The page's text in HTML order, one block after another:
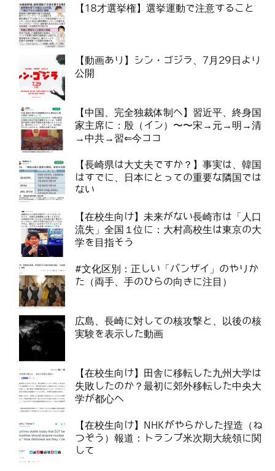
【18才選挙権】選挙運動で注意すること
【動画あり】シン・ゴジラ、7月29日より
公開
【中国、完全独裁体制へ】習近平、終身国
家主席に：殷（イン）〜〜宋→元→明→清
→中共→習⇐今ココ
【長崎県は大丈夫ですか？】事実は、韓国
はすでに、日本にとっての重要な隣国では
ない
【在校生向け】未来がない長崎市は「人口
流失」全国１位に：大村高校生は東京の大
学を目指そう
#文化区別：正しい「バンザイ」のやりか
た（両手、手のひらの向きに注目）
広島、長崎に対しての核攻撃と、以後の核
実験を表示した動画
【在校生向け】田舎に移転した九州大学は
失敗したのか？最初に郊外移転した中央大
学が都心へ
【在校生向け】NHKがやらかした捏造（ね
つぞう）報道：トランプ米次期大統領に関
して